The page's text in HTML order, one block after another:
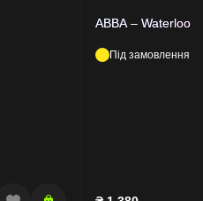
ABBA – Waterloo
Під замовлення